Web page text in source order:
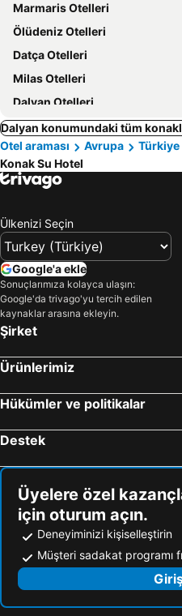
Marmaris Otelleri
Ölüdeniz Otelleri
Datça Otelleri
Milas Otelleri
Dalyan Otelleri
Dalyan konumundaki tüm
Otel araması
Avrupa Türkiye
Konak Su Hotel
Ülkenizi Seçin
Google'a ekle
Sonuçlarımıza kolayca ulaşın:
Google'da trivago'yu tercih edilen
kaynaklar arasına ekleyin.
Şirket
Ürünlerimiz
Hükümler ve politikalar
Destek
Üyelere özel
için oturum açın.
Deneyiminizi kişiselleştirin
Müşteri sadakat programı